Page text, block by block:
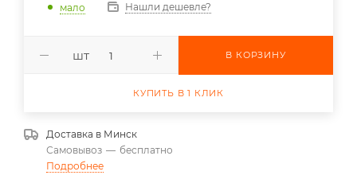
мало Нашли дешевле?
шт В КОРЗИНУ
КУПИТЬ В 1 КЛИК
Доставка в Минск
Самовывоз — бесплатно
Подробнее